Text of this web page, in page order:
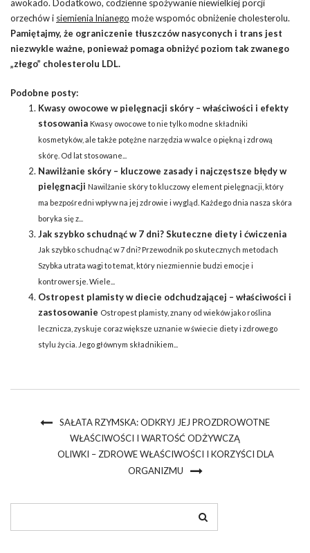
awokado. Dodatkowo, codzienne spożywanie niewielkiej porcji
orzechów i siemienia lnianego może wspomóc obniżenie cholesterolu.
Pamiętajmy, że ograniczenie tłuszczów nasyconych i trans jest
niezwykle ważne, ponieważ pomaga obniżyć poziom tak zwanego
„złego” cholesterolu LDL.
Podobne posty:
Kwasy owocowe w pielęgnacji skóry – właściwości i efekty
stosowania Kwasy owocowe to nie tylko modne składniki
kosmetyków, ale także potężne narzędzia w walce o piękną i zdrową
skórę. Od lat stosowane...
Nawilżanie skóry – kluczowe zasady i najczęstsze błędy w
pielęgnacji Nawilżanie skóry to kluczowy element pielęgnacji, który
ma bezpośredni wpływ na jej zdrowie i wygląd. Każdego dnia nasza skóra
boryka się z...
Jak szybko schudnąć w 7 dni? Skuteczne diety i ćwiczenia
Jak szybko schudnąć w 7 dni? Przewodnik po skutecznych metodach
Szybka utrata wagi to temat, który niezmiennie budzi emocje i
kontrowersje. Wiele...
Ostropest plamisty w diecie odchudzającej – właściwości i
zastosowanie Ostropest plamisty, znany od wieków jako roślina
lecznicza, zyskuje coraz większe uznanie w świecie diety i zdrowego
stylu życia. Jego głównym składnikiem...
SAŁATA RZYMSKA: ODKRYJ JEJ PROZDROWOTNE
WŁAŚCIWOŚCI I WARTOŚĆ ODŻYWCZĄ
OLIWKI – ZDROWE WŁAŚCIWOŚCI I KORZYŚCI DLA
ORGANIZMU